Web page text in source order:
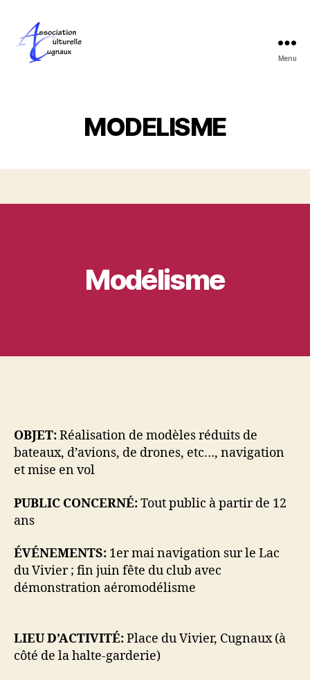
Menu
MODELISME
Modélisme
OBJET:Réalisation de modèles réduits de
bateaux, d’avions, de drones, etc…, navigation
et mise en vol
PUBLIC CONCERNÉ:Tout public à partir de 12
ans
ÉVÉNEMENTS: 1er mai navigation sur le Lac
du Vivier ; fin juin fête du club avec
démonstration aéromodélisme
LIEU D’ACTIVITÉ:Place du Vivier, Cugnaux (à
côté de la halte-garderie)